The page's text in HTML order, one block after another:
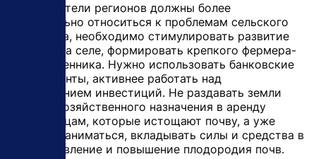
Руководители регионов должны более
внимательно относиться к проблемам сельского
хозяйства, необходимо стимулировать развитие
бизнеса на селе, формировать крепкого фермера-
хозяйственника. Нужно использовать банковские
инструменты, активнее работать над
привлечением инвестиций. Не раздавать земли
сельскохозяйственного назначения в аренду
иностранцам, которые истощают почву, а уже
сегодня заниматься, вкладывать силы и средства в
восстановление и повышение плодородия почв.